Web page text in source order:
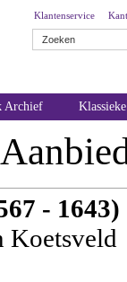
Klantenservice
Archief
- 1643)
Koetsveld